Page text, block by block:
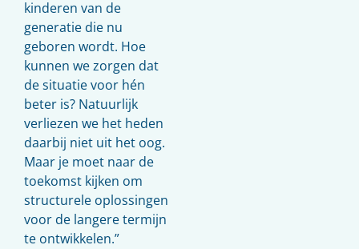
kinderen van de
generatie die nu
geboren wordt. Hoe
kunnen we zorgen dat
de situatie voor hén
beter is? Natuurlijk
verliezen we het heden
daarbij niet uit het oog.
Maar je moet naar de
toekomst kijken om
structurele oplossingen
voor de langere termijn
te ontwikkelen.”